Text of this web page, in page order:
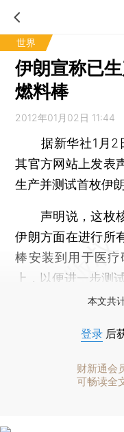
世界
伊朗宣称已
燃料棒
2012年01月02日 11:44
据新华社1月2
其官方网站上发表
生产并测试首枚伊
声明说，这枚核
伊朗方面在进行所
棒安装到用于医
上，以便进一步测
本文共
登录 后
财新通会
可畅读全